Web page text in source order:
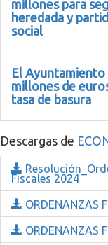
millones para
heredada y
social
El Ayuntamiento
millones de
tasa de basura
Descargas de
Fiscales 2024
ORDENANZAS
ORDENANZAS